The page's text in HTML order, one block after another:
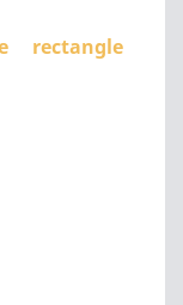
rectangle